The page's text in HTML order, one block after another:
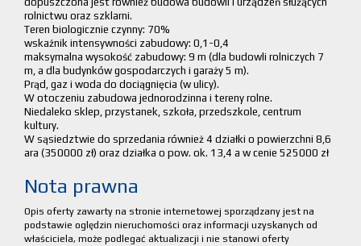
rolnictwu oraz szklarni.
Teren biologicznie czynny: 70%
wskaźnik intensywności zabudowy: 0,1-0,4
maksymalna wysokość zabudowy: 9 m (dla budowli rolniczych 7
m, a dla budynków gospodarczych i garaży 5 m).
Prąd, gaz i woda do dociągnięcia (w ulicy).
W otoczeniu zabudowa jednorodzinna i tereny rolne.
Niedaleko sklep, przystanek, szkoła, przedszkole, centrum
kultury.
W sąsiedztwie do sprzedania również 4 działki o powierzchni 8,6
ara (350000 zł) oraz działka o pow. ok. 13,4 a w cenie 525000 zł
Nota prawna
Opis oferty zawarty na stronie internetowej sporządzany jest na
podstawie oględzin nieruchomości oraz informacji uzyskanych od
właściciela, może podlegać aktualizacji i nie stanowi oferty